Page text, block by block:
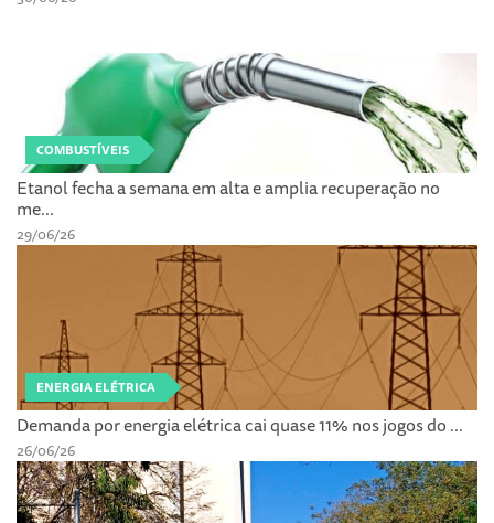
COMBUSTÍVEIS
Etanol fecha a semana em alta e amplia recuperação no
me...
29/06/26
ENERGIA ELÉTRICA
Demanda por energia elétrica cai quase 11% nos jogos do ...
26/06/26